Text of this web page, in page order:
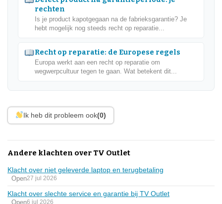
rechten
Is je product kapotgegaan na de fabrieksgarantie? Je
hebt mogelijk nog steeds recht op reparatie...
Recht op reparatie: de Europese regels
Europa werkt aan een recht op reparatie om
wegwerpcultuur tegen te gaan. Wat betekent dit...
Ik heb dit probleem ook(0)
Andere klachten over TV Outlet
Klacht over niet geleverde laptop en terugbetaling
Open27 jul 2026
Klacht over slechte service en garantie bij TV Outlet
Open6 jul 2026